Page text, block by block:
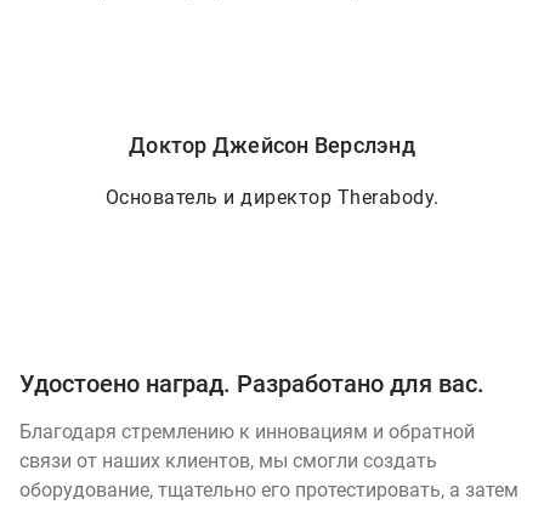
Доктор Джейсон Верслэнд
Основатель и директор Therabody.
Удостоено наград. Разработано для вас.
Благодаря стремлению к инновациям и обратной
связи от наших клиентов, мы смогли создать
оборудование, тщательно его протестировать, а затем